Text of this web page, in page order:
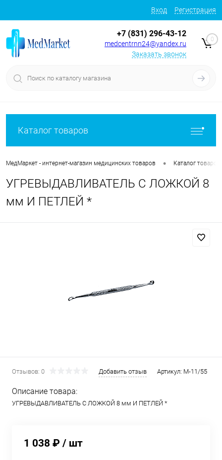
Вход Регистрация
+7 (831) 296-43-12
medcentrnn24@yandex.ru
Заказать звонок
0
Каталог товаров
МедМаркет - интернет-магазин медицинских товаров • Каталог товаров
УГРЕВЫДАВЛИВАТЕЛЬ С ЛОЖКОЙ 8
мм И ПЕТЛЕЙ *
Отзывов: 0 Добавить отзыв Артикул: М-11/55
Описание товара:
УГРЕВЫДАВЛИВАТЕЛЬ С ЛОЖКОЙ 8 мм И ПЕТЛЕЙ *
1 038 ₽ / шт